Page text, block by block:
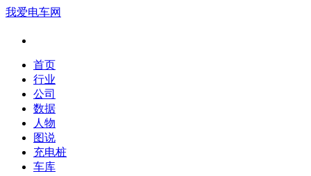
我爱电车网
首页
行业
公司
数据
人物
图说
充电桩
车库